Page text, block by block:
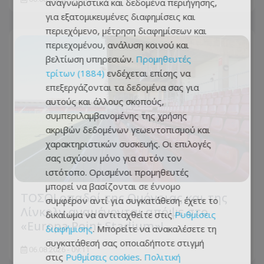
ΤΟΣΟΙ οπαδοί της Ομόνοιας και της
Λίνκολν αναμένονται απόψε στο
«Europa Point Stadium»!
06.08.2026 - 09:11
αναγνωριστικά και δεδομένα περιήγησης,
για εξατομικευμένες διαφημίσεις και
περιεχόμενο, μέτρηση διαφημίσεων και
περιεχομένου, ανάλυση κοινού και
βελτίωση υπηρεσιών. Προμηθευτές
τρίτων (1884) ενδέχεται επίσης να
επεξεργάζονται τα δεδομένα σας για
αυτούς και άλλους σκοπούς,
συμπεριλαμβανομένης της χρήσης
ακριβών δεδομένων γεωεντοπισμού και
χαρακτηριστικών συσκευής. Οι επιλογές
σας ισχύουν μόνο για αυτόν τον
ιστότοπο. Ορισμένοι προμηθευτές
μπορεί να βασίζονται σε έννομο
συμφέρον αντί για συγκατάθεση· έχετε το
δικαίωμα να αντιταχθείτε στις Ρυθμίσεις
διαφήμισης. Μπορείτε να ανακαλέσετε τη
συγκατάθεσή σας οποιαδήποτε στιγμή
στις Ρυθμίσεις cookies. Πολιτική